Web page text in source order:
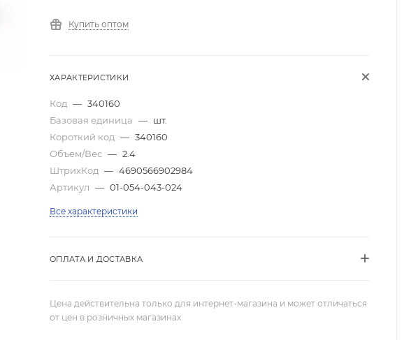
Купить оптом
ХАРАКТЕРИСТИКИ
Код — 340160
Базовая единица — шт.
Короткий код — 340160
Объем/Вес — 2.4
ШтрихКод — 4690566902984
Артикул — 01-054-043-024
Все характеристики
ОПЛАТА И ДОСТАВКА
Цена действительна только для интернет-магазина и может отличаться
от цен в розничных магазинах